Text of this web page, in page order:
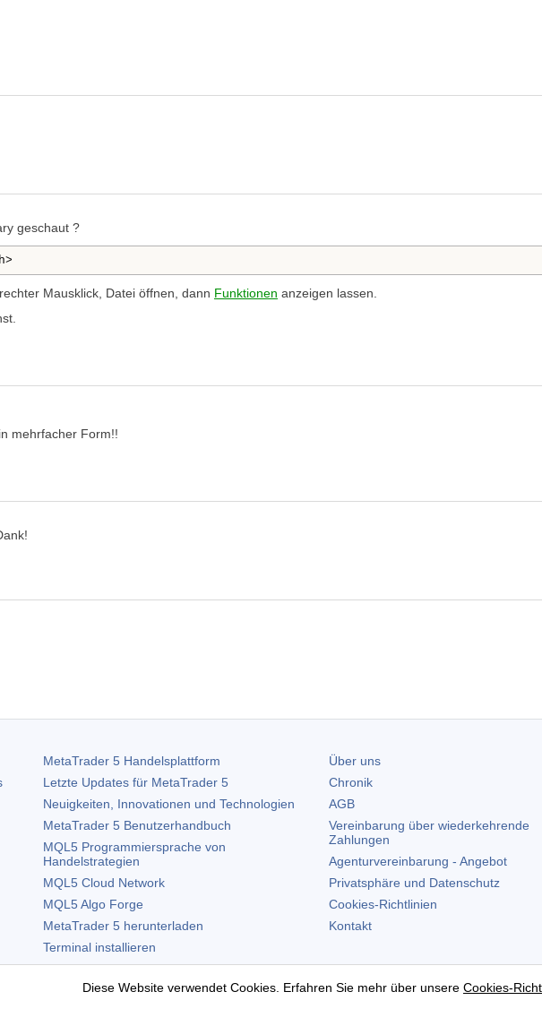
geschaut ?
Mausklick, Datei öffnen, dann Funktionen anzeigen lassen.
mehrfacher Form!!
MetaTrader 5Handelsplattform
Letzte Updates für MetaTrader 5
Neuigkeiten, Innovationen und Technologien
MetaTrader 5Benutzerhandbuch
MQL5 Programmiersprache von
Handelstrategien
MQL5 Cloud Network
MQL5 Algo Forge
MetaTrader 5herunterladen
Terminal installieren
Terminal deinstallieren
Über uns
Chronik
AGB
Vereinbarung über wiederkehrende
Zahlungen
Agenturvereinbarung - Angebot
Privatsphäre und Datenschutz
Cookies-Richtlinien
Kontakt
Diese Website verwendet Cookies. Erfahren Sie mehr über unsere Cookies-